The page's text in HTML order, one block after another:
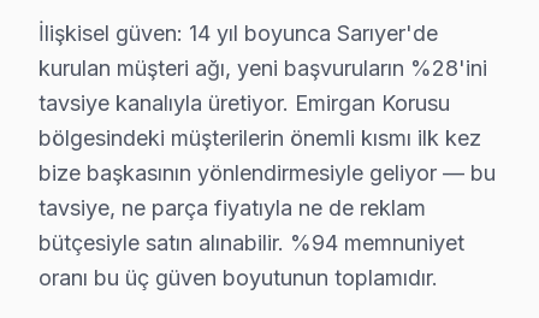
✓ Ücretsiz Arıza Tespiti
Sarıyer, İstanbul'un köklü ilçelerinden biri olup bölgemizdeki
Sarıyer'de JVC TV Arıza Verileri 2025
2025 yılı itibarıyla Sarıyer ilçesinde gerçekleştirilen
Sarıyer'in coğrafi konumu, elektrik altyapısının
İlişkisel güven: 14 yıl boyunca Sarıyer'de
kurulan müşteri ağı, yeni başvuruların %28'ini
tavsiye kanalıyla üretiyor. Emirgan Korusu
bölgesindeki müşterilerin önemli kısmı ilk kez
bize başkasının yönlendirmesiyle geliyor — bu
tavsiye, ne parça fiyatıyla ne de reklam
bütçesiyle satın alınabilir. %94 memnuniyet
oranı bu üç güven boyutunun toplamıdır.